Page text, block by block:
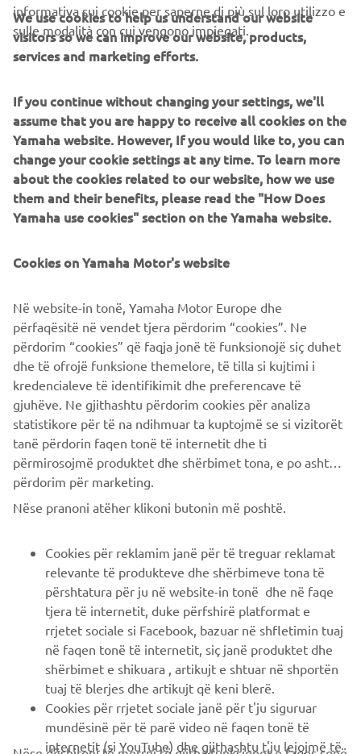
SDG COINVOLTI
WHAT TO READ NEXT
Il nostro approccio alla sostenibilità
Scopri di più
PIÙ YAMAHA
SUPPORTO
NEWSLETTER
Conoscerai in anteprima le ultime offerte, gli eventi speciali, le
nuove uscite e molto altro
informativa sui cookie per saperne di più sul loro utilizzo e
sulle modalità con cui vengono impiegati.
We use cookies to help us understand our website
visitors so we can improve our website, products,
services and marketing efforts.
If you continue without changing your settings, we'll
assume that you are happy to receive all cookies on the
Yamaha website. However, If you would like to, you can
change your cookie settings at any time. To learn more
about the cookies related to our website, how we use
them and their benefits, please read the "How Does
Yamaha use cookies" section on the Yamaha website.
Cookies on Yamaha Motor's website
Në website-in tonë, Yamaha Motor Europe dhe
përfaqësitë në vendet tjera përdorim “cookies”. Ne
përdorim “cookies” që faqja jonë të funksionojë siç duhet
dhe të ofrojë funksione themelore, të tilla si kujtimi i
kredencialeve të identifikimit dhe preferencave të
gjuhëve. Ne gjithashtu përdorim cookies për analiza
statistikore për të na ndihmuar ta kuptojmë se si vizitorët
tanë përdorin faqen tonë të internetit dhe ti
përmirosojmë produktet dhe shërbimet tona, e po ashtu ti
përdorim për marketing.
Nëse pranoni atëher klikoni butonin më poshtë.
Cookies për reklamim janë për të treguar reklamat
relevante të produkteve dhe shërbimeve tona të
përshtatura për ju në website-in tonë dhe në faqe
tjera të internetit, duke përfshirë platformat e
rrjetet sociale si Facebook, bazuar në shfletimin tuaj
në faqen tonë të internetit, siç janë produktet dhe
shërbimet e shikuara , artikujt e shtuar në shportën
tuaj të blerjes dhe artikujt që keni blerë.
Cookies për rrjetet sociale janë për t'ju siguruar
mundësinë për të parë video në faqen tonë të
internetit (si YouTube) dhe gjithashtu t'ju lejojmë të